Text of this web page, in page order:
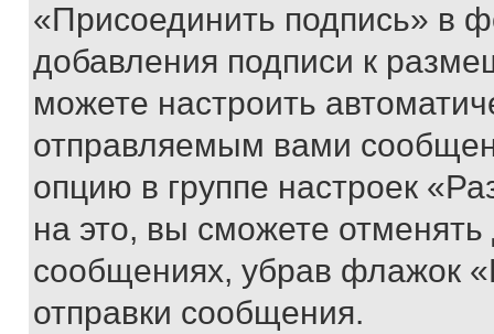
«Присоединить подпись» в
добавления подписи к
можете настроить
отправляемым вами
опцию в группе настроек
на это, вы сможете
сообщениях, убрав флажок
отправки сообщения.